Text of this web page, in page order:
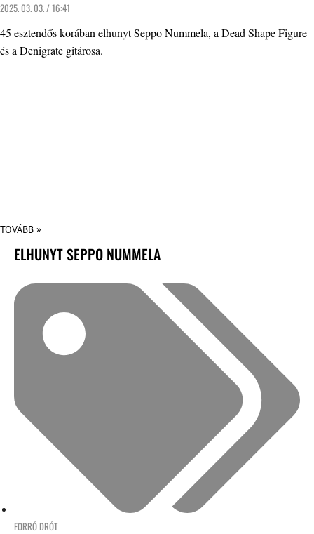
2025. 03. 03. / 16:41
45 esztendős korában elhunyt Seppo Nummela, a Dead Shape Figure
és a Denigrate gitárosa.
TOVÁBB »
ELHUNYT SEPPO NUMMELA
FORRÓ DRÓT